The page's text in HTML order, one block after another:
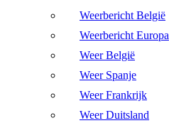
Weerbericht België
Weerbericht Europa
Weer België
Weer Spanje
Weer Frankrijk
Weer Duitsland